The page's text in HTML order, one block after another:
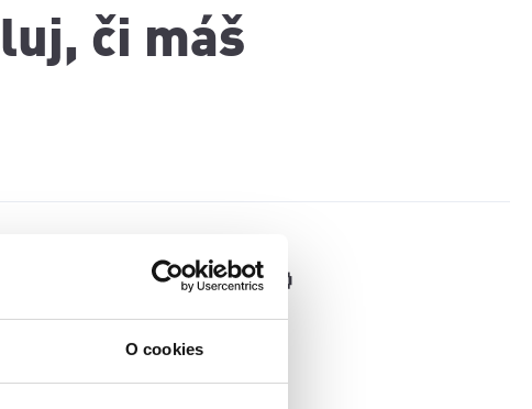
O cookies
či máš
pravdami. 🤫